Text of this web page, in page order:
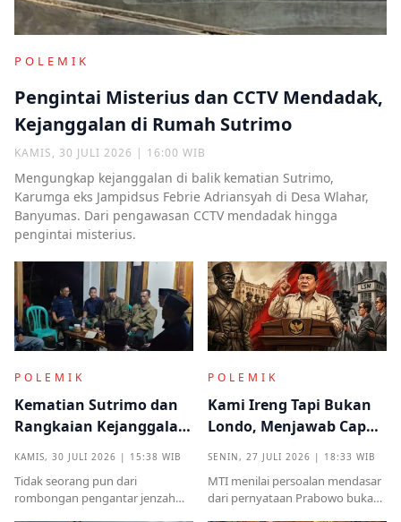
POLEMIK
Pengintai Misterius dan CCTV Mendadak,
Kejanggalan di Rumah Sutrimo
KAMIS, 30 JULI 2026 | 16:00 WIB
Mengungkap kejanggalan di balik kematian Sutrimo,
Karumga eks Jampidsus Febrie Adriansyah di Desa Wlahar,
Banyumas. Dari pengawasan CCTV mendadak hingga
pengintai misterius.
POLEMIK
Kematian Sutrimo dan
Rangkaian Kejanggalan
Kampung Halaman
KAMIS, 30 JULI 2026 | 15:38 WIB
Tidak seorang pun dari
rombongan pengantar jenzah
POLEMIK
Kami Ireng Tapi Bukan
Londo, Menjawab Cap
Kekuasaan
SENIN, 27 JULI 2026 | 18:33 WIB
MTI menilai persoalan mendasar
dari pernyataan Prabowo bukan